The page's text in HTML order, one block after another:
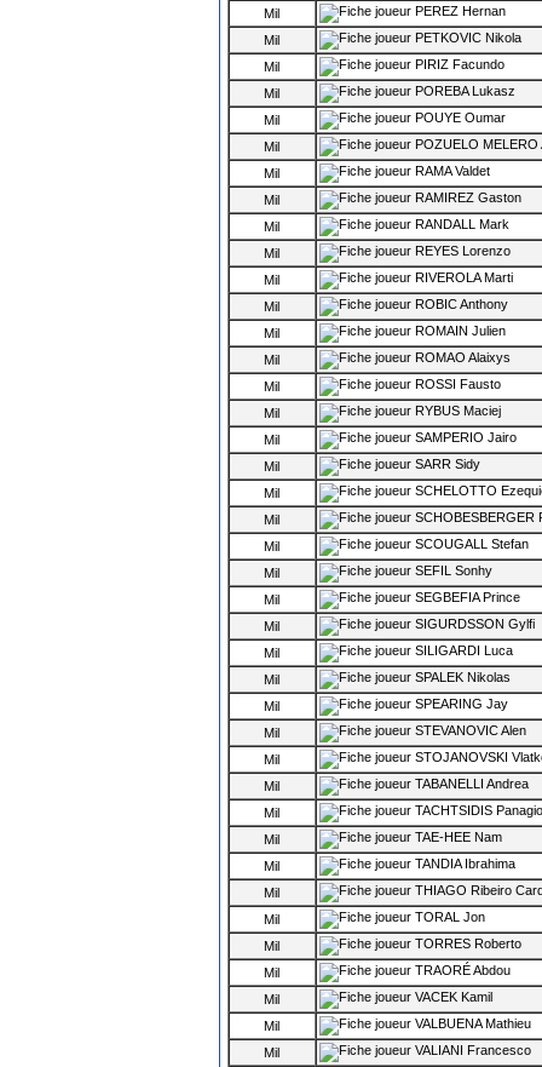
Mil
PEREZ Hernan
Mil
PETKOVIC Nikola
Mil
PIRIZ Facundo
Mil
POREBA Lukasz
Mil
POUYE Oumar
Mil
POZUELO MELERO
Mil
RAMA Valdet
Mil
RAMIREZ Gaston
Mil
RANDALL Mark
Mil
REYES Lorenzo
Mil
RIVEROLA Marti
Mil
ROBIC Anthony
Mil
ROMAIN Julien
Mil
ROMAO Alaixys
Mil
ROSSI Fausto
Mil
RYBUS Maciej
Mil
SAMPERIO Jairo
Mil
SARR Sidy
Mil
SCHELOTTO
Mil
SCHOBESBERGER
Mil
SCOUGALL Stefan
Mil
SEFIL Sonhy
Mil
SEGBEFIA Prince
Mil
SIGURDSSON Gylfi
Mil
SILIGARDI Luca
Mil
SPALEK Nikolas
Mil
SPEARING Jay
Mil
STEVANOVIC Alen
Mil
STOJANOVSKI
Mil
TABANELLI Andrea
Mil
TACHTSIDIS
Mil
TAE-HEE Nam
Mil
TANDIA Ibrahima
Mil
THIAGO Ribeiro
Mil
TORAL Jon
Mil
TORRES Roberto
Mil
TRAORÉ Abdou
Mil
VACEK Kamil
Mil
VALBUENA Mathieu
Mil
VALIANI Francesco